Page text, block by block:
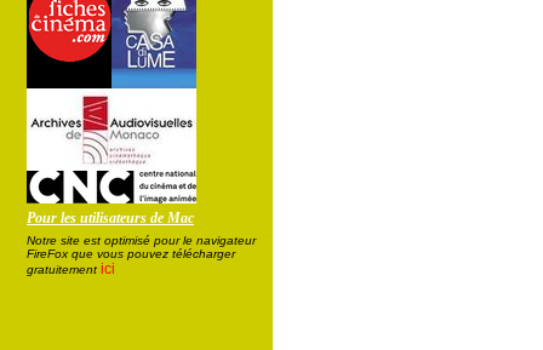
Pour les utilisateurs de Mac
Notre site est optimisé pour le navigateur
FireFox que vous pouvez télécharger
gratuitement ici